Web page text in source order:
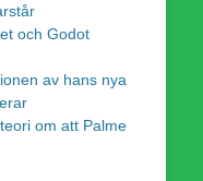
och Godot
av hans nya
om att Palme